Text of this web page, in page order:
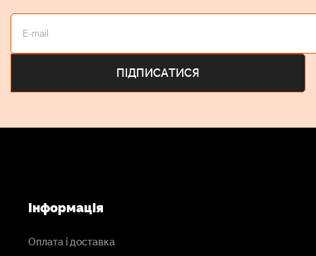
Інформація
Оплата і доставка